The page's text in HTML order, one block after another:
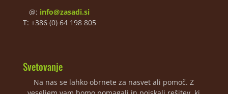
@: info@zasadi.si
T: +386 (0) 64 198 805
Svetovanje
Na nas se lahko obrnete za nasvet ali pomoč. Z